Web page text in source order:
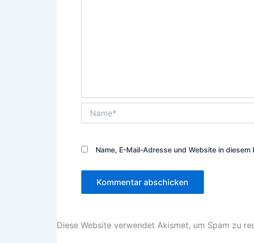
Name, E-Mail-Adresse und Website in
Diese Website verwendet Akismet, um Spam zu